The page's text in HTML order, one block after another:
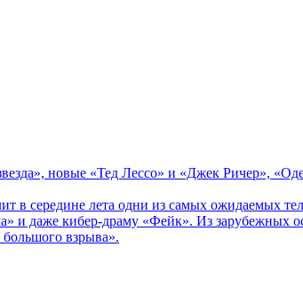
новые «Тед Лессо» и «Джек Ричер»,
в середине лета одни из самых ожидаемых
даже кибер-драму «Фейк». Из зарубежных
взрыва».